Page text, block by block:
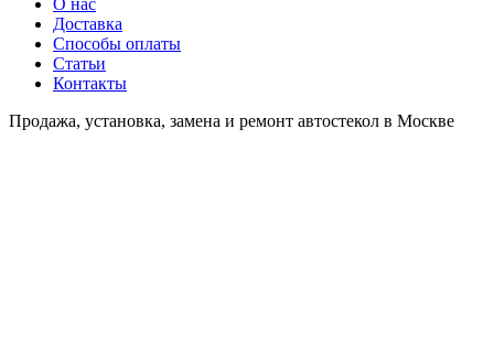
О нас
Доставка
Способы оплаты
Статьи
Контакты
Продажа, установка, замена и ремонт автостекол в Москве